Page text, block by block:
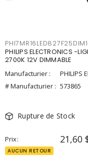
PHILIPS ELECTRONICS -
2700K 12V DIMMABLE
Manufacturier :
PHILIPS
# Manufacturier : 573865
Rupture de Stock
Prix 21,60
AUCUN RETOUR